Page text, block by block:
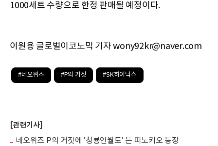
1000세트 수량으로 한정 판매될 예정이다.
이원용 글로벌이코노믹 기자 wony92kr@naver.com
#네오위즈 #P의 거짓 #SK하이닉스
[관련기사]
네오위즈 P의 거짓에 '청룡언월도' 든 피노키오 등장